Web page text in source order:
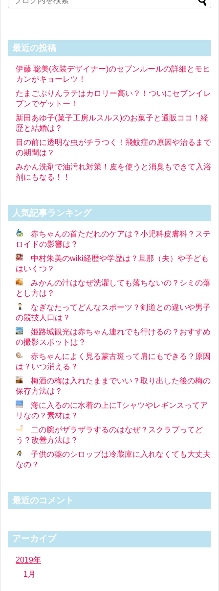
最近の投稿
伊藤 聡美(衣装デザイナー)のセブンルールの詳細とモヒ
カンがキョーレツ！
たまごぷりんラテはカロリー高い？！ついにセブンイレ
ブンでゲットー！
新田あゆ子(菓子工房ルスルス)のお菓子と通販ココ！経
歴と結婚は？
目の前に透明な虫がチラつく！飛蚊症の原因や治るまで
の期間は？
みかん洗剤で油汚れ対策！皮を使うと消臭もできて入浴
剤にもなる！！
人気記事ランキング
赤ちゃんの首ただれのケアは？小児科皮膚科？ステ
ロイドの影響は？
中村朱美のwiki経歴や学歴は？旦那（夫）や子ども
はいくつ？
みかんの汁はなぜ洗濯しても落ちないの？シミの落
とし方は？
なぎなたってどんなスポーツ？剣道との違いや男子
の競技人口は？
姫路城観光は赤ちゃん連れでも行けるの？おすすめ
の撮影スポットは？
赤ちゃんによく見る蒙古斑って肩にもできる？原因
は？いつ消える？
梅酒の梅は入れたままでいい？取り出した後の梅の
保存方法は？
海に入るのに水着の上にTシャツやレギンスってア
リなの？素材は？
二の腕がザラザラするのはなぜ？スクラブってど
う？改善方法は？
子供の薬のシロップは冷蔵庫に入れなくても大丈夫
なの？
最近のコメント
アーカイブ
2019年
1月